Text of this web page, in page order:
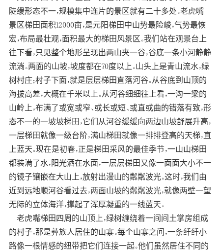
陡缓形态不一，规模集中连片的景区就有二十多处。老虎嘴
景区梯田面积12000亩，是元阳梯田中山势最险峻，气势最恢
宏，布局最壮观，面积最大的梯田风景区。我们站在观景台上
往下看，只见整个地形呈现出两山夹一谷，谷底一条小河静静
流淌。两面的山坡，坡度都在70度以上。山头上是青山流水，绿
树村庄；村子下面，就是层层梯田直落河谷。从谷底到山顶的
海拔高差，大概在千米以上。从河谷细细往上看，一沟一梁的
山岭上，布满了或宽或窄、或长或短、或直或曲的错落有致，形
态不一的一坡坡梯田，它们从河谷缓缓向两边山坡舒展升高，
一层梯田就像一级台阶，满山梯田就像一排排登高的天梯，直
上蓝天。现在是初春，正是梯田采风的最佳季节，一山山梯田
都装满了水，阳光洒在水面，一层层梯田又像一面面大小不一
的镜子镶嵌在大山上，放射出漫山的粼粼波光。这时，我们由
近到远地顺河谷看过去，两面山坡的粼粼波光，就像两壁一望
无际的立体海洋，撑起了浑厚凝重的一线蓝天。
老虎嘴梯田四周的山顶上，绿树缠绕着一间间土掌房组成
的村子，那是彝族人居住的山寨。每个山寨之间，一条纤纤小
路像一根情感的纽带把它们连接一起。他们虽然居住不同的